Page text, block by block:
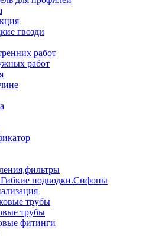
гвозди
работ
работ
подводки.Сифоны
трубы
трубы
фитинги